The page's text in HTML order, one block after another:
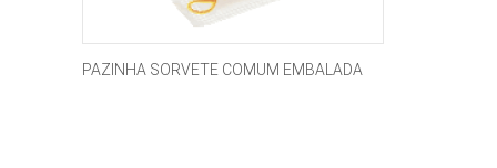
PAZINHA SORVETE COMUM EMBALADA